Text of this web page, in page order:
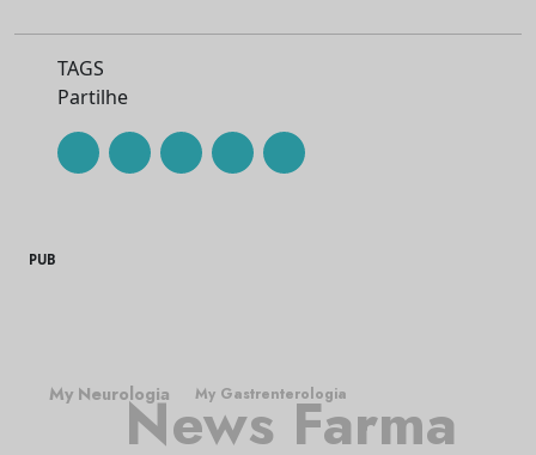
TAGS
Partilhe
PUB
News Farma
My Gastrenterologia
My Neurologia